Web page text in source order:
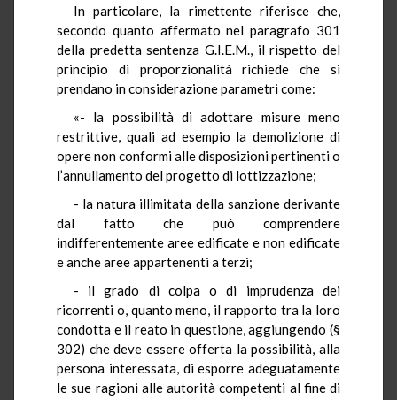
In particolare, la rimettente riferisce che,
secondo quanto affermato nel paragrafo 301
della predetta sentenza G.I.E.M., il rispetto del
principio di proporzionalità richiede che si
prendano in considerazione parametri come:
«- la possibilità di adottare misure meno
restrittive, quali ad esempio la demolizione di
opere non conformi alle disposizioni pertinenti o
l’annullamento del progetto di lottizzazione;
- la natura illimitata della sanzione derivante
dal fatto che può comprendere
indifferentemente aree edificate e non edificate
e anche aree appartenenti a terzi;
- il grado di colpa o di imprudenza dei
ricorrenti o, quanto meno, il rapporto tra la loro
condotta e il reato in questione, aggiungendo (§
302) che deve essere offerta la possibilità, alla
persona interessata, di esporre adeguatamente
le sue ragioni alle autorità competenti al fine di